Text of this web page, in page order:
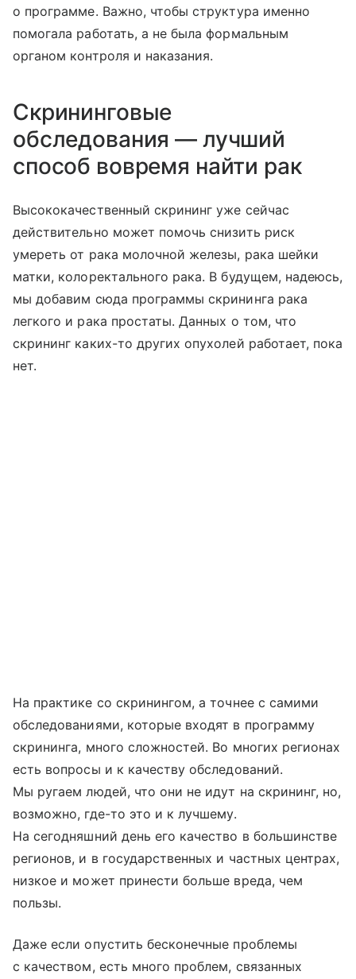
о программе. Важно, чтобы структура именно
помогала работать, а не была формальным
органом контроля и наказания.
Скрининговые
обследования — лучший
способ вовремя найти рак
Высококачественный скрининг уже сейчас
действительно может помочь снизить риск
умереть от рака молочной железы, рака шейки
матки, колоректального рака. В будущем, надеюсь,
мы добавим сюда программы скрининга рака
легкого и рака простаты. Данных о том, что
скрининг каких-то других опухолей работает, пока
нет.
На практике со скринингом, а точнее с самими
обследованиями, которые входят в программу
скрининга, много сложностей. Во многих регионах
есть вопросы и к качеству обследований.
Мы ругаем людей, что они не идут на скрининг, но,
возможно, где-то это и к лучшему.
На сегодняшний день его качество в большинстве
регионов, и в государственных и частных центрах,
низкое и может принести больше вреда, чем
пользы.
Даже если опустить бесконечные проблемы
с качеством, есть много проблем, связанных